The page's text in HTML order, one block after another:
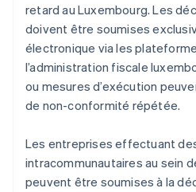
retard au Luxembourg. Les
doivent être soumises
électronique via les
l’administration fiscale
ou mesures d’exécution
de non-conformité répétée.
Les entreprises effectuant
intracommunautaires au sein
peuvent être soumises à la